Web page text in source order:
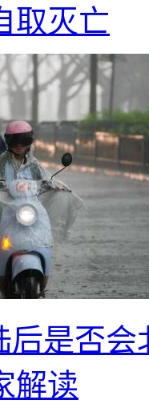
取灭亡
后是否
解读